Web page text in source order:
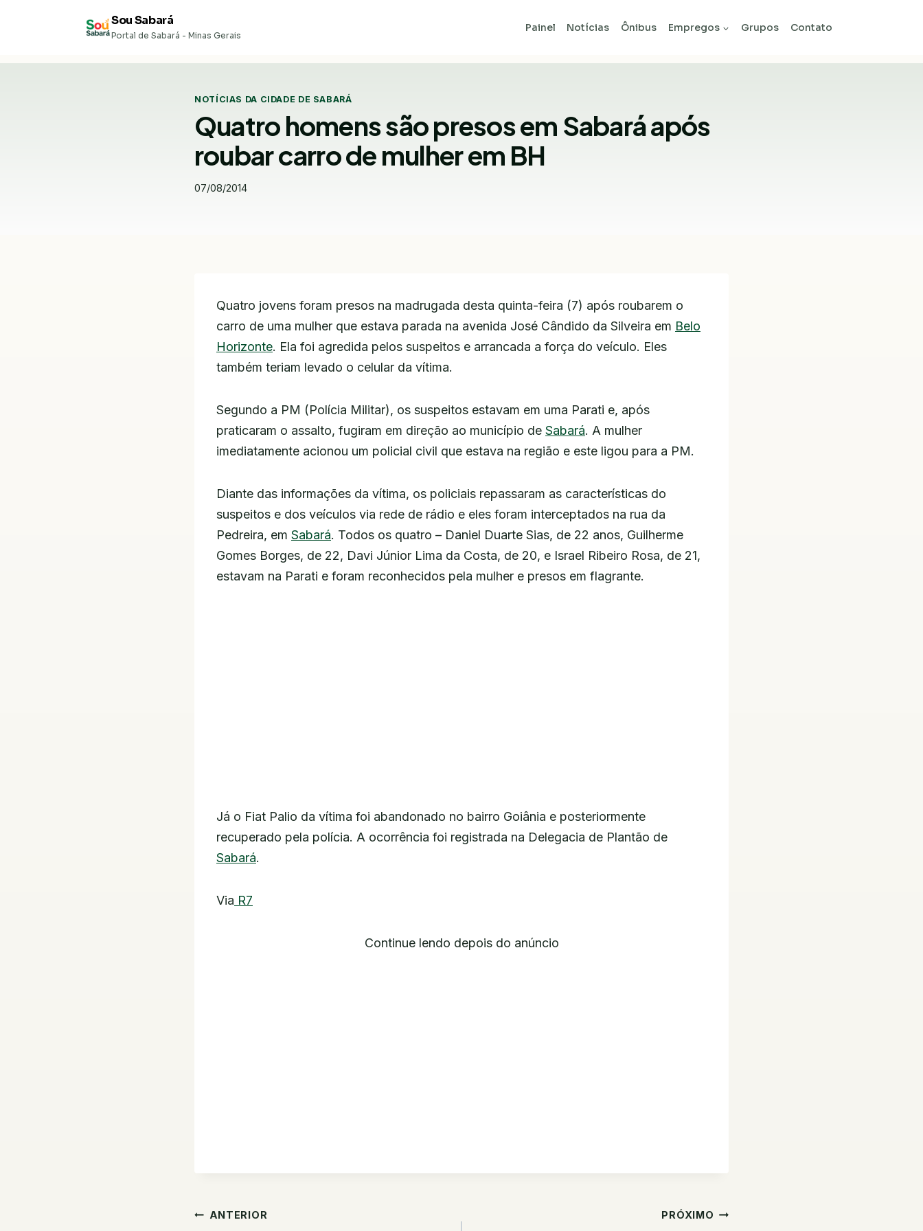
Sou Sabará
Portal de Sabará - Minas Gerais
Painel Notícias Ônibus Empregos Grupos Contato
NOTÍCIAS DA CIDADE DE SABARÁ
Quatro homens são presos em Sabará após
roubar carro de mulher em BH
07/08/2014
Quatro jovens foram presos na madrugada desta quinta-feira (7) após roubarem o
carro de uma mulher que estava parada na avenida José Cândido da Silveira em Belo
Horizonte. Ela foi agredida pelos suspeitos e arrancada a força do veículo. Eles
também teriam levado o celular da vítima.
Segundo a PM (Polícia Militar), os suspeitos estavam em uma Parati e, após
praticaram o assalto, fugiram em direção ao município de Sabará. A mulher
imediatamente acionou um policial civil que estava na região e este ligou para a PM.
Diante das informações da vítima, os policiais repassaram as características do
suspeitos e dos veículos via rede de rádio e eles foram interceptados na rua da
Pedreira, em Sabará. Todos os quatro – Daniel Duarte Sias, de 22 anos, Guilherme
Gomes Borges, de 22, Davi Júnior Lima da Costa, de 20, e Israel Ribeiro Rosa, de 21,
estavam na Parati e foram reconhecidos pela mulher e presos em flagrante.
Já o Fiat Palio da vítima foi abandonado no bairro Goiânia e posteriormente
recuperado pela polícia. A ocorrência foi registrada na Delegacia de Plantão de
Sabará.
Via R7
Continue lendo depois do anúncio
Navegação
ANTERIOR PRÓXIMO